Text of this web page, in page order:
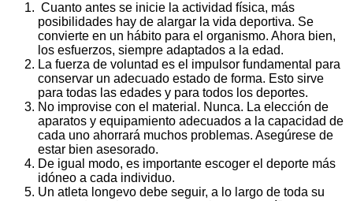
Cuanto antes se inicie la actividad física, más
posibilidades hay de alargar la vida deportiva. Se
convierte en un hábito para el organismo. Ahora bien,
los esfuerzos, siempre adaptados a la edad.
La fuerza de voluntad es el impulsor fundamental para
conservar un adecuado estado de forma. Esto sirve
para todas las edades y para todos los deportes.
No improvise con el material. Nunca. La elección de
aparatos y equipamiento adecuados a la capacidad de
cada uno ahorrará muchos problemas. Asegúrese de
estar bien asesorado.
De igual modo, es importante escoger el deporte más
idóneo a cada individuo.
Un atleta longevo debe seguir, a lo largo de toda su